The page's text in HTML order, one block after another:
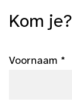
Kom je?
Voornaam *